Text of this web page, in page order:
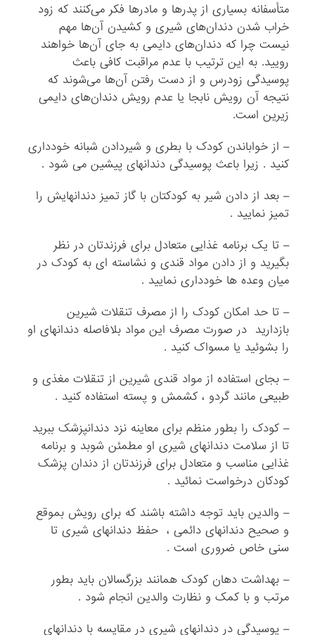
متأسفانه بسیاری از پدرها و مادرها فکر می‌کنند که زود
خراب شدن دندان‌های شیری و کشیدن آن‌ها مهم
نیست چرا که دندان‌های دایمی به جای آن‌ها خواهند
رویید. به این ترتیب با عدم مراقبت کافی باعث
پوسیدگی زودرس و از دست رفتن آن‌ها می‌شوند که
نتیجه آن رویش نابجا یا عدم رویش دندان‌های دایمی
زیرین است.
– از خواباندن کودک با بطری و شیردادن شبانه خودداری
کنید . زیرا باعث پوسیدگی دندانهای پیشین می شود .
– بعد از دادن شیر به کودکتان با گاز تمیز دندانهایش را
تمیز نمایید .
– تا یک برنامه غذایی متعادل برای فرزندتان در نظر
بگیرید و از دادن مواد قندی و نشاسته ای به کودک در
میان وعده ها خودداری نمایید .
– تا حد امکان کودک را از مصرف تنقلات شیرین
بازدارید در صورت مصرف این مواد بلافاصله دندانهای او
را بشوئید یا مسواک کنید .
– بجای استفاده از مواد قندی شیرین از تنقلات مغذی و
طبیعی مانند گردو ، کشمش و پسته استفاده کنید .
– کودک را بطور منظم برای معاینه نزد دندانپزشک ببرید
تا از سلامت دندانهای شیری او مطمئن شوبد و برنامه
غذایی مناسب و متعادل برای فرزندتان از دندان پزشک
کودکان درخواست نمائید .
– والدین باید توجه داشته باشند که برای رویش بموقع
و صحیح دندانهای دائمی ، حفظ دندانهای شیری تا
سنی خاص ضروری است .
– بهداشت دهان کودک همانند بزرگسالان باید بطور
مرتب و با کمک و نظارت والدین انجام شود .
– پوسیدگی در دندانهای شیری در مقایسه با دندانهای